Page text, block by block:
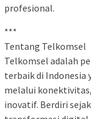
profesional.
***
Tentang Telkomsel
Telkomsel adalah
terbaik di Indonesia
melalui
inovatif. Berdiri